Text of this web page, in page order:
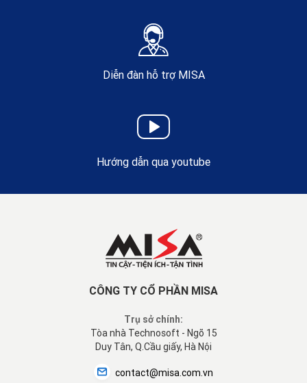
Diễn đàn hỗ trợ MISA
Hướng dẫn qua youtube
CÔNG TY CỔ PHẦN MISA
Trụ sở chính:
Tòa nhà Technosoft - Ngõ 15
Duy Tân, Q.Cầu giấy, Hà Nội
contact@misa.com.vn